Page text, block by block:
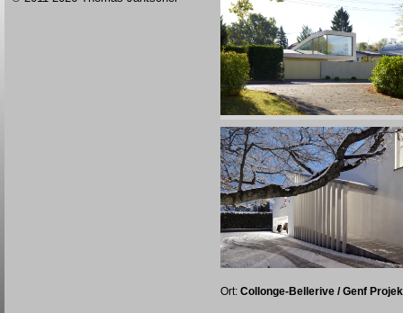
Ort: Collonge-Bellerive / Genf